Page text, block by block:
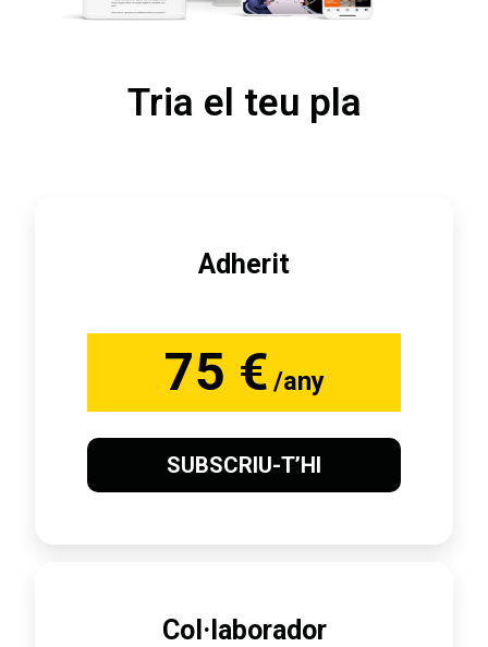
Tria el teu pla
Adherit
75 € /any
SUBSCRIU-T’HI
Col·laborador